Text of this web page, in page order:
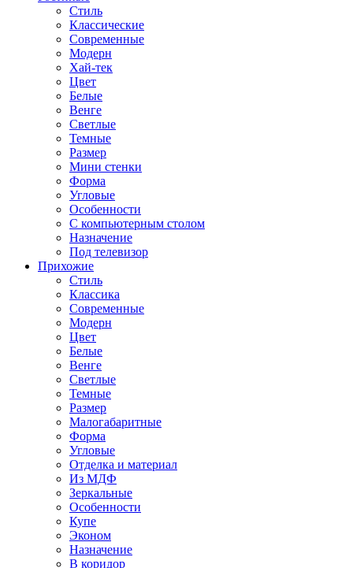
Стиль
Классические
Современные
Модерн
Хай-тек
Цвет
Белые
Венге
Светлые
Темные
Размер
Мини стенки
Форма
Угловые
Особенности
С компьютерным столом
Назначение
Под телевизор
Прихожие
Стиль
Классика
Современные
Модерн
Цвет
Белые
Венге
Светлые
Темные
Размер
Малогабаритные
Форма
Угловые
Отделка и материал
Из МДФ
Зеркальные
Особенности
Купе
Эконом
Назначение
В коридор